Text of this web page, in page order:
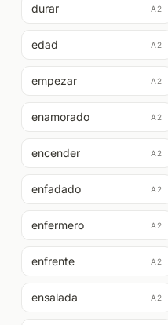
durar A2
edad A2
empezar A2
enamorado A2
encender A2
enfadado A2
enfermero A2
enfrente A2
ensalada A2